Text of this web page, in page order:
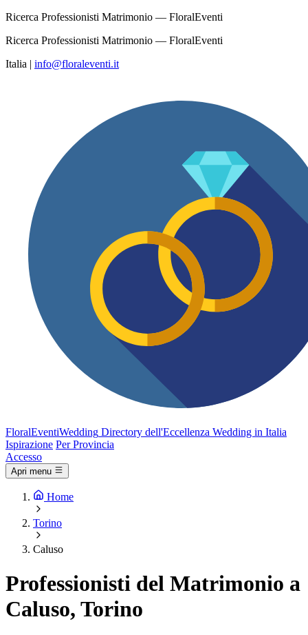
Ricerca Professionisti Matrimonio — FloralEventi
Ricerca Professionisti Matrimonio — FloralEventi
Italia | info@floraleventi.it
FloralEventiWedding Directory dell'Eccellenza Wedding in Italia
Ispirazione Per Provincia
Accesso
Apri menu
Home
Torino
Caluso
Professionisti del Matrimonio a
Caluso, Torino